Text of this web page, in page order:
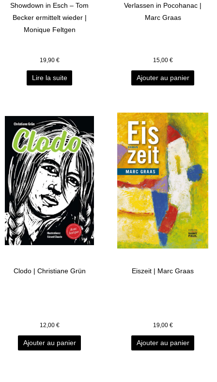
Showdown in Esch – Tom
Becker ermittelt wieder |
Monique Feltgen
19,90 €
Lire la suite
Verlassen in Pocohanac |
Marc Graas
15,00 €
Ajouter au panier
Clodo | Christiane Grün
12,00 €
Ajouter au panier
Eiszeit | Marc Graas
19,00 €
Ajouter au panier